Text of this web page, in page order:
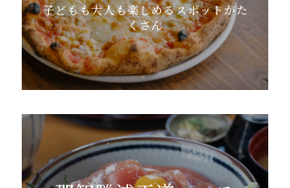
子どもも大人も楽しめるスポットがた
くさん